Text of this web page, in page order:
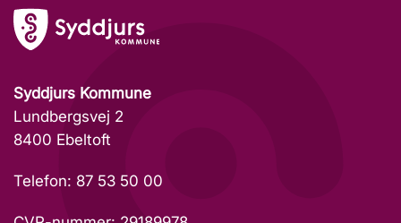
Syddjurs Kommune
Lundbergsvej 2
8400 Ebeltoft
Telefon: 87 53 50 00